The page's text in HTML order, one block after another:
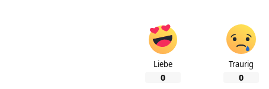
Liebe
0
Traurig
0